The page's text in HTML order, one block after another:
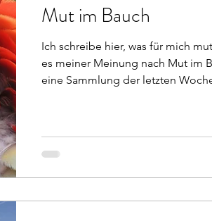
Mut im Bauch
Ich schreibe hier, was für mich
es meiner Meinung nach Mut im
eine Sammlung der letzten
wir uns viel zu selten auf die